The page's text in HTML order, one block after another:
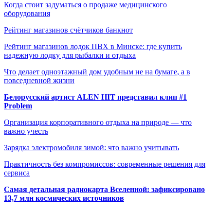
Когда стоит задуматься о продаже медицинского
оборудования
Рейтинг магазинов счётчиков банкнот
Рейтинг магазинов лодок ПВХ в Минске: где купить
надежную лодку для рыбалки и отдыха
Что делает одноэтажный дом удобным не на бумаге, а в
повседневной жизни
Белорусский артист ALEN HIT представил клип #1
Problem
Организация корпоративного отдыха на природе — что
важно учесть
Зарядка электромобиля зимой: что важно учитывать
Практичность без компромиссов: современные решения для
сервиса
Самая детальная радиокарта Вселенной: зафиксировано
13,7 млн космических источников